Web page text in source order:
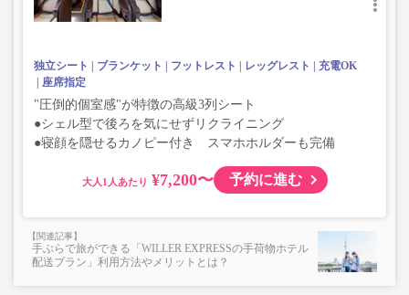
独立シート ブランケット フットレスト レッグレスト
充電OK
座席指定
"圧倒的個室感"が特徴の高級3列シート
●シェル型で後ろを気にせずリクライニング
●寝顔を隠せるカノピー付き スマホホルダーも完備
大人 ¥7,200〜 予約に進む
手ぶらで旅ができる「WILLER EXPRESSの手荷物ホテル
配送プラン」利用方法やメリットとは？